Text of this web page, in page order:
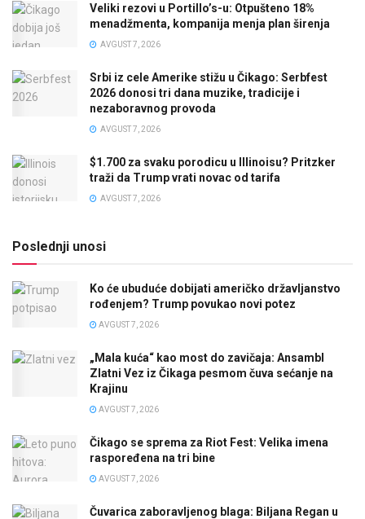
Veliki rezovi u Portillo’s-u: Otpušteno 18%
menadžmenta, kompanija menja plan širenja
AVGUST 7, 2026
Srbi iz cele Amerike stižu u Čikago: Serbfest
2026 donosi tri dana muzike, tradicije i
nezaboravnog provoda
AVGUST 7, 2026
$1.700 za svaku porodicu u Illinoisu? Pritzker
traži da Trump vrati novac od tarifa
AVGUST 7, 2026
Poslednji unosi
Ko će ubuduće dobijati američko državljanstvo
rođenjem? Trump povukao novi potez
AVGUST 7, 2026
„Mala kuća“ kao most do zavičaja: Ansambl
Zlatni Vez iz Čikaga pesmom čuva sećanje na
Krajinu
AVGUST 7, 2026
Čikago se sprema za Riot Fest: Velika imena
raspoređena na tri bine
AVGUST 7, 2026
Čuvarica zaboravljenog blaga: Biljana Regan u